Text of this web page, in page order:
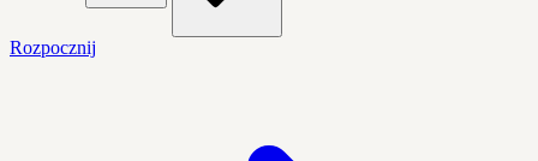
Rozpocznij